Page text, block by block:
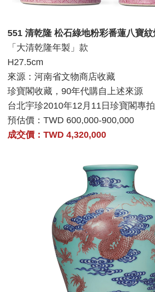
551 清乾隆 松石綠地粉彩番蓮八寶
「大清乾隆年製」款
H27.5cm
來源：河南省文物商店收藏
珍寶閣收藏，90年代購自上述來源
台北宇珍2010年12月11日珍寶閣專
預估價：TWD 600,000-900,000
成交價：TWD 4,320,000